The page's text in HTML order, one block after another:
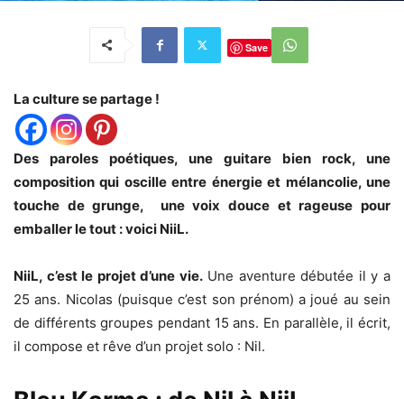
Save
La culture se partage !
Des paroles poétiques, une guitare bien rock, une
composition qui oscille entre énergie et mélancolie, une
touche de grunge, une voix douce et rageuse pour
emballer le tout : voici NiiL.
NiiL, c’est le projet d’une vie.Une aventure débutée il y a
25 ans. Nicolas (puisque c’est son prénom) a joué au sein
de différents groupes pendant 15 ans. En parallèle, il écrit,
il compose et rêve d’un projet solo : Nil.